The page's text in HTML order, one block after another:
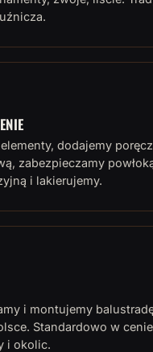
dodajemy
zabezpieczamy
i lakierujemy.
i montujemy
Standardowo w
i okolic.